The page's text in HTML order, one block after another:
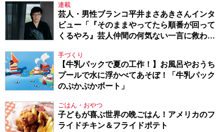
連載
芸人・男性ブランコ平井まさあきさんインタ
ビュー「『そのままやってたら順番が回って
くるやろ』芸人仲間の何気ない一言に救われ
手づくり
【牛乳パックで夏の工作！】お風呂やおうち
プールで水に浮かべてあそぼ！「牛乳パック
のぷかぷかボート」
ごはん・おやつ
子どもが喜ぶ世界の晩ごはん！アメリカのフ
ライドチキン＆フライドポテト